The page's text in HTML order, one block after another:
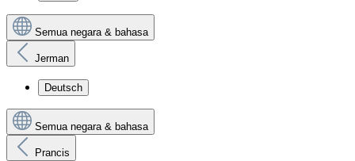
Semua negara & bahasa
Jerman
Deutsch
Semua negara & bahasa
Prancis